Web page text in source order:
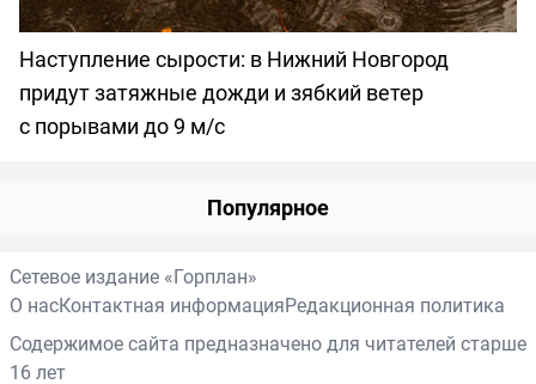
Наступление сырости: в Нижний Новгород
придут затяжные дожди и зябкий ветер
с порывами до 9 м/с
Популярное
Сетевое издание «Горплан»
О насКонтактная информацияРедакционная политика
Содержимое сайта предназначено для читателей старше
16 лет